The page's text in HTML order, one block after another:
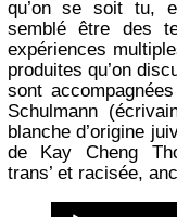
qu’on se soit tu,
semblé être des
expériences
produites qu’on
sont
Schulmann
blanche d’origine
de Kay Cheng
trans’ et racisée,